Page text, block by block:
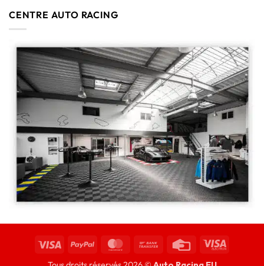
CENTRE AUTO RACING